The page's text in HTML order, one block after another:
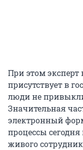
При этом
присутствует в
люди не
Значительная
электронный
процессы
живого